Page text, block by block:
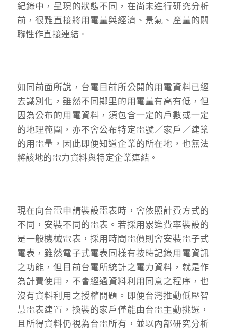
紀錄中，呈現的狀態不同，在尚未進行研究分析
前，很難直接將用電量與經濟、景氣、產量的關
聯性作直接連結。
如同前面所說，台電目前所公開的用電資料已經
去識別化，雖然不同鄰里的用電量有高有低，但
因為公布的用電資料，須包含一定的戶數或一定
的地理範圍，亦不會公布特定電號／家戶／建築
的用電量，因此即便知道企業的所在地，也無法
將該地的電力資料與特定企業連結。
現在向台電申請裝設電表時，會依照計費方式的
不同，安裝不同的電表。若採用累進費率裝設的
是一般機械電表，採用時間電價則會安裝電子式
電表，雖然電子式電表同樣有按時記錄用電資訊
之功能，但目前台電所統計之電力資料，就是作
為計費使用，不會經過資料利用同意之程序，也
沒有資料利用之授權問題。即便台灣推動低壓智
慧電表建置，換裝的家戶僅能由台電主動挑選，
且所得資料仍視為台電所有，並以內部研究分析